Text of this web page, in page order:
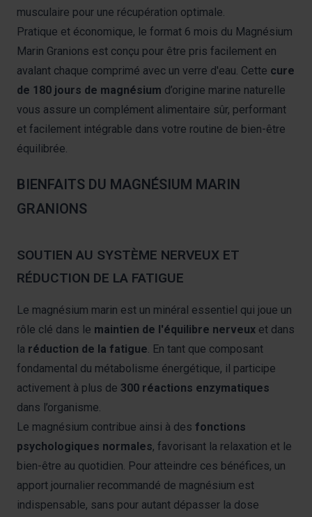
musculaire pour une récupération optimale.
Pratique et économique, le format 6 mois du Magnésium
Marin Granions est conçu pour être pris facilement en
avalant chaque comprimé avec un verre d'eau. Cette cure
de 180 jours de magnésium d’origine marine naturelle
vous assure un complément alimentaire sûr, performant
et facilement intégrable dans votre routine de bien-être
équilibrée.
BIENFAITS DU MAGNÉSIUM MARIN
GRANIONS
SOUTIEN AU SYSTÈME NERVEUX ET
RÉDUCTION DE LA FATIGUE
Le magnésium marin est un minéral essentiel qui joue un
rôle clé dans le maintien de l'équilibre nerveux et dans
la réduction de la fatigue. En tant que composant
fondamental du métabolisme énergétique, il participe
activement à plus de 300 réactions enzymatiques
dans l’organisme.
Le magnésium contribue ainsi à des fonctions
psychologiques normales, favorisant la relaxation et le
bien-être au quotidien. Pour atteindre ces bénéfices, un
apport journalier recommandé de magnésium est
indispensable, sans pour autant dépasser la dose